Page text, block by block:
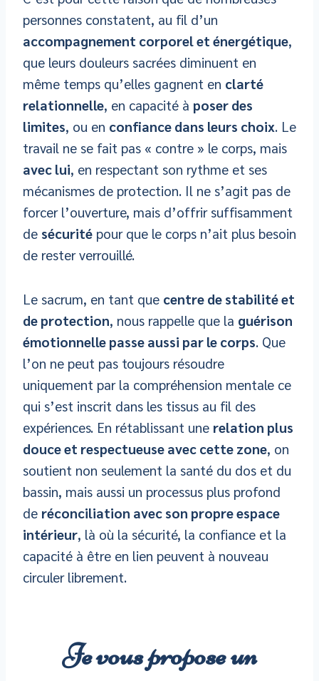
personnes constatent, au fil d’un
accompagnement corporel et énergétique,
que leurs douleurs sacrées diminuent en
même temps qu’elles gagnent en clarté
relationnelle, en capacité à poser des
limites, ou en confiance dans leurs choix. Le
travail ne se fait pas « contre » le corps, mais
avec lui, en respectant son rythme et ses
mécanismes de protection. Il ne s’agit pas de
forcer l’ouverture, mais d’offrir suffisamment
de sécurité pour que le corps n’ait plus besoin
de rester verrouillé.
Le sacrum, en tant que centre de stabilité et
de protection, nous rappelle que la guérison
émotionnelle passe aussi par le corps. Que
l’on ne peut pas toujours résoudre
uniquement par la compréhension mentale ce
qui s’est inscrit dans les tissus au fil des
expériences. En rétablissant une relation plus
douce et respectueuse avec cette zone, on
soutient non seulement la santé du dos et du
bassin, mais aussi un processus plus profond
de réconciliation avec son propre espace
intérieur, là où la sécurité, la confiance et la
capacité à être en lien peuvent à nouveau
circuler librement.
Je vous propose un